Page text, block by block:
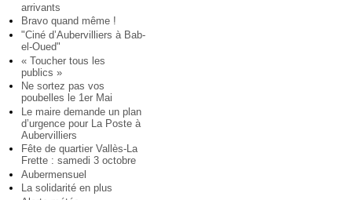
arrivants
Bravo quand même !
"Ciné d’Aubervilliers à Bab-
el-Oued"
« Toucher tous les
publics »
Ne sortez pas vos
poubelles le 1er Mai
Le maire demande un plan
d’urgence pour La Poste à
Aubervilliers
Fête de quartier Vallès-La
Frette : samedi 3 octobre
Aubermensuel
La solidarité en plus